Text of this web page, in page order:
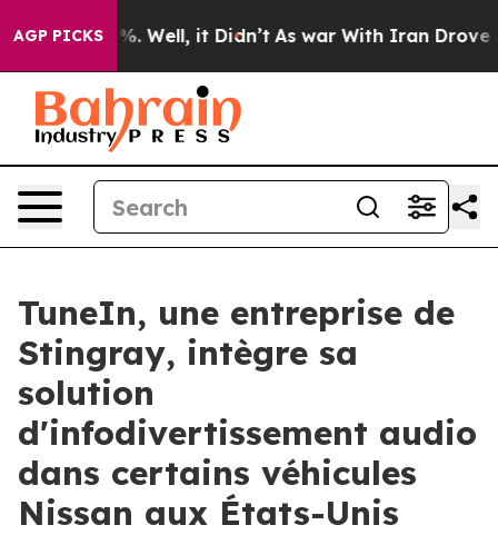
AGP PICKS
40%. Well, it Didn’t As war With Iran Drove oil
TuneIn, une entreprise de
Stingray, intègre sa
solution
d'infodivertissement audio
dans certains véhicules
Nissan aux États-Unis